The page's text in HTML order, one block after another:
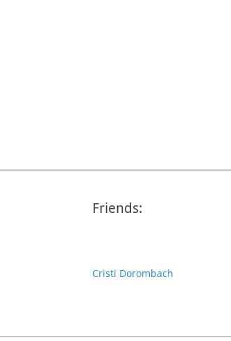
Friends:
Cristi Dorombach